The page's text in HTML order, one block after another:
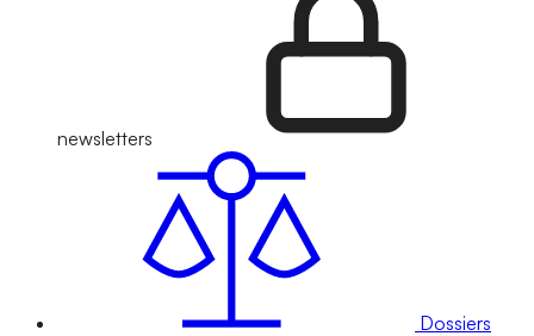
newsletters
Dossiers